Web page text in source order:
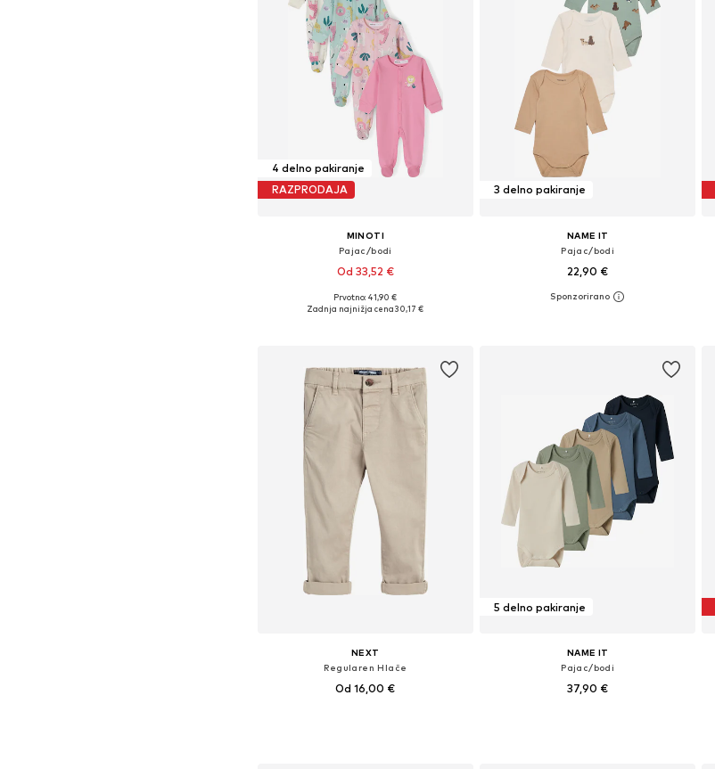
4 delno pakiranje
RAZPRODAJA
MINOTI
Pajac/bodi
Od 33,52 €
Na voljo v različnih velikostih
Prvotno: 41,90 €
Zadnja najnižja cena30,17 €
3 delno pakiranje
NAME IT
Pajac/bodi
22,90 €
Na voljo v različnih velikostih
NEXT
Regularen Hlače
Od 16,00 €
5 delno pakiranje
NAME IT
Pajac/bodi
37,90 €